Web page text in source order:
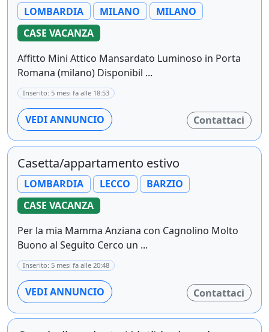
LOMBARDIA MILANO
MILANO
CASE VACANZA
Affitto Mini Attico Mansardato Luminoso in Porta
Romana (milano) Disponibil ...
Inserito: 5 mesi fa alle 18:53
VEDI ANNUNCIO Contattaci
Casetta/appartamento estivo
LOMBARDIA LECCO
BARZIO
CASE VACANZA
Per la mia Mamma Anziana con Cagnolino Molto
Buono al Seguito Cerco un ...
Inserito: 5 mesi fa alle 20:48
VEDI ANNUNCIO Contattaci